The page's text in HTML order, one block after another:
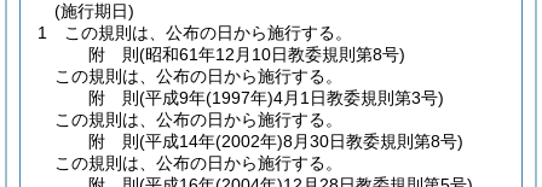
(施行期日)
1
この規則は、公布の日から施行する。
附 則(昭和61年12月10日教委規則第8号)
この規則は、公布の日から施行する。
附 則(平成9年(1997年)4月1日教委規則第3号)
この規則は、公布の日から施行する。
附 則(平成14年(2002年)8月30日教委規則第8号)
この規則は、公布の日から施行する。